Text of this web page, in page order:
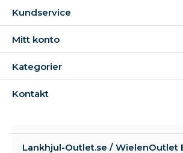
Kundservice
Mitt konto
Kategorier
Kontakt
Lankhjul-Outlet.se / WielenOutlet